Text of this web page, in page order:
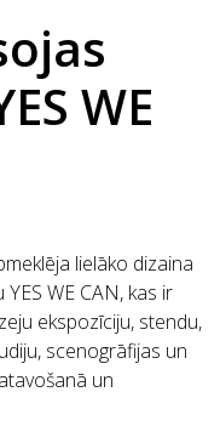
WE
lielāko dizaina
WE CAN, kas ir
ekspozīciju, stendu,
scenogrāfijas un
un